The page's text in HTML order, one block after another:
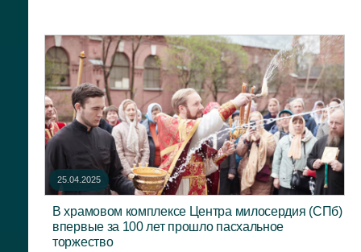
25.04.2025
В храмовом комплексе Центра милосердия (СПб)
впервые за 100 лет прошло пасхальное
торжество